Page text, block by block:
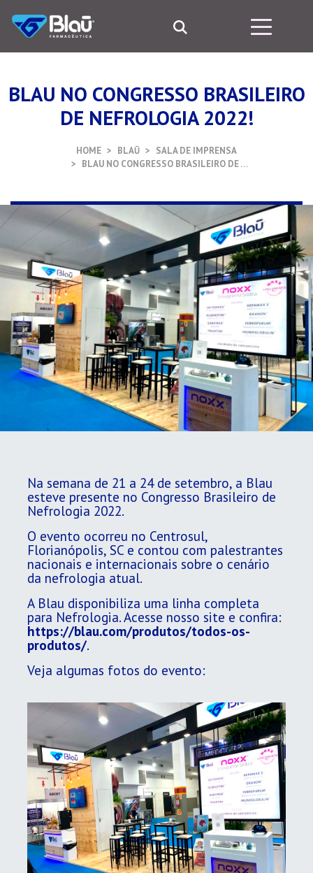
BLAU NO CONGRESSO BRASILEIRO
DE NEFROLOGIA 2022!
HOME BLAŪ
SALA DE IMPRENSA
BLAU NO CONGRESSO BRASILEIRO DE …
Na semana de 21 a 24 de setembro, a Blau
esteve presente no Congresso Brasileiro de
Nefrologia 2022.
O evento ocorreu no Centrosul,
Florianópolis, SC e contou com palestrantes
nacionais e internacionais sobre o cenário
da nefrologia atual.
A Blau disponibiliza uma linha completa
para Nefrologia. Acesse nosso site e confira:
https://blau.com/produtos/todos-os-
produtos/.
Veja algumas fotos do evento: